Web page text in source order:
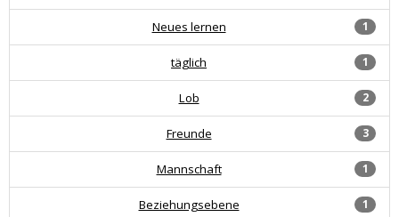
1
Neues lernen
1
täglich
2
Lob
3
Freunde
1
Mannschaft
1
Beziehungsebene